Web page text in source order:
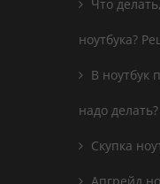
Что
ноутбука?
В ноутбук
надо делать?
Скупка